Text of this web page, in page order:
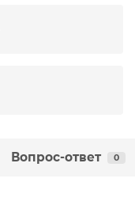
Вопрос-ответ 0